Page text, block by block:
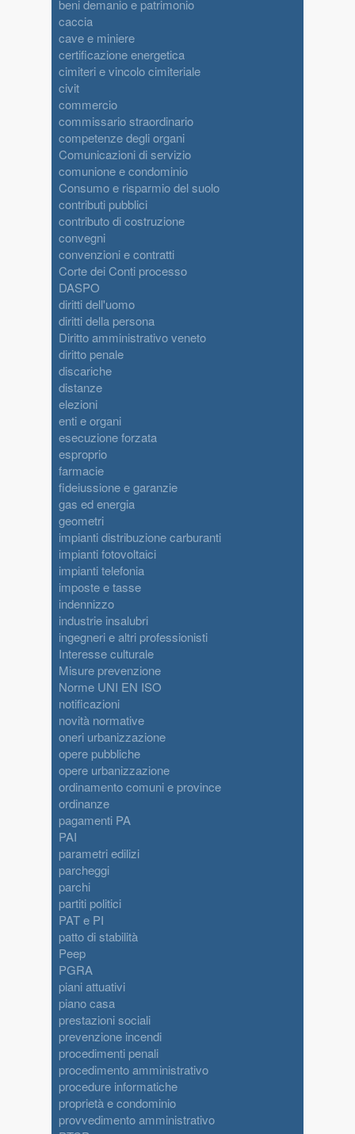
beni demanio e patrimonio
caccia
cave e miniere
certificazione energetica
cimiteri e vincolo cimiteriale
civit
commercio
commissario straordinario
competenze degli organi
Comunicazioni di servizio
comunione e condominio
Consumo e risparmio del suolo
contributi pubblici
contributo di costruzione
convegni
convenzioni e contratti
Corte dei Conti processo
DASPO
diritti dell'uomo
diritti della persona
Diritto amministrativo veneto
diritto penale
discariche
distanze
elezioni
enti e organi
esecuzione forzata
esproprio
farmacie
fideiussione e garanzie
gas ed energia
geometri
impianti distribuzione carburanti
impianti fotovoltaici
impianti telefonia
imposte e tasse
indennizzo
industrie insalubri
ingegneri e altri professionisti
Interesse culturale
Misure prevenzione
Norme UNI EN ISO
notificazioni
novità normative
oneri urbanizzazione
opere pubbliche
opere urbanizzazione
ordinamento comuni e province
ordinanze
pagamenti PA
PAI
parametri edilizi
parcheggi
parchi
partiti politici
PAT e PI
patto di stabilità
Peep
PGRA
piani attuativi
piano casa
prestazioni sociali
prevenzione incendi
procedimenti penali
procedimento amministrativo
procedure informatiche
proprietà e condominio
provvedimento amministrativo